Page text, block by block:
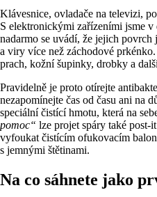
Klávesnice, ovladače na televizi,
S elektronickými zařízeními jsme
nadarmo se uvádí, že jejich
a viry více než záchodové
prach, kožní šupinky, drobky a
Pravidelně je proto otírejte
nezapomínejte čas od času ani na
speciální čistící hmotu, která na
pomoc“ lze projet spáry také post-
vyfoukat čistícím ofukovacím
s jemnými štětinami.
Na co sáhnete jako